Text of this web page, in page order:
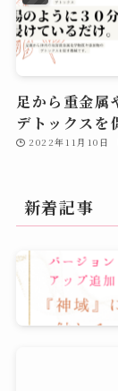
足から重金属
デトックスを
2022年11月10日
新着記事